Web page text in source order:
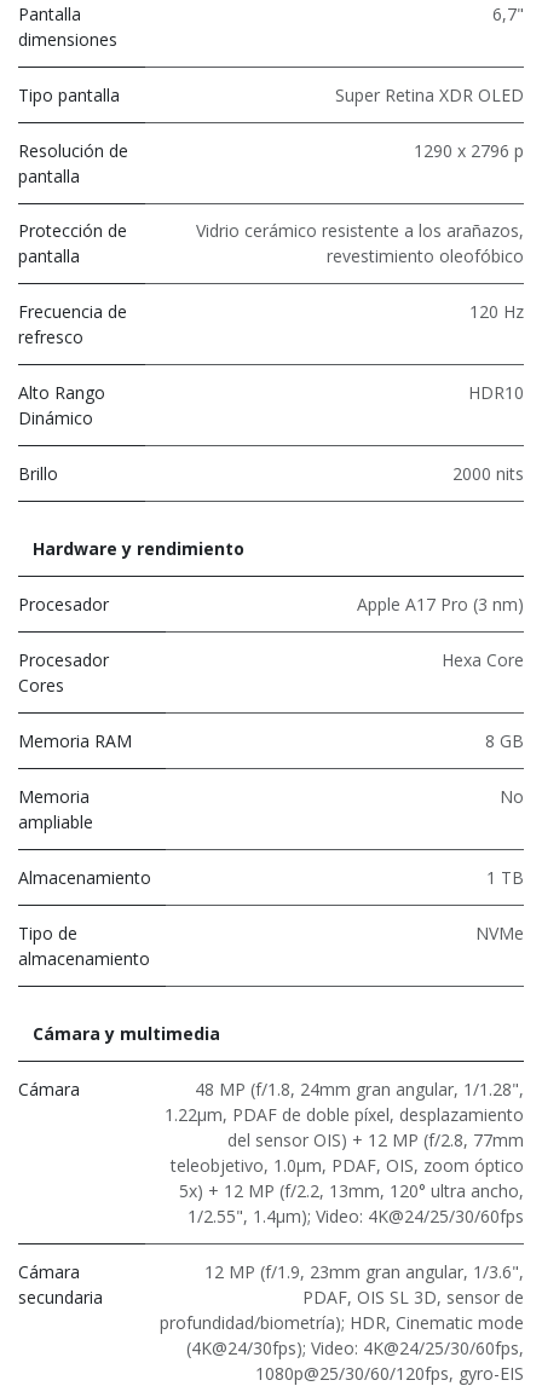
Pantalla
dimensiones
6,7"
Tipo pantalla Super Retina XDR OLED
Resolución de
pantalla
1290 x 2796 p
Protección de
pantalla
Vidrio cerámico resistente a los arañazos,
revestimiento oleofóbico
Frecuencia de
refresco
120 Hz
Alto Rango
Dinámico
HDR10
Brillo 2000 nits
Hardware y rendimiento
Procesador Apple A17 Pro (3 nm)
Procesador
Cores
Hexa Core
Memoria RAM 8 GB
Memoria
ampliable
No
Almacenamiento 1 TB
Tipo de
almacenamiento
NVMe
Cámara y multimedia
Cámara
48 MP (f/1.8, 24mm gran angular, 1/1.28",
1.22μm, PDAF de doble píxel, desplazamiento
del sensor OIS) + 12 MP (f/2.8, 77mm
teleobjetivo, 1.0μm, PDAF, OIS, zoom óptico
5x) + 12 MP (f/2.2, 13mm, 120° ultra ancho,
1/2.55", 1.4μm); Video: 4K@24/25/30/60fps
Cámara
secundaria
12 MP (f/1.9, 23mm gran angular, 1/3.6",
PDAF, OIS SL 3D, sensor de
profundidad/biometría); HDR, Cinematic mode
(4K@24/30fps); Video: 4K@24/25/30/60fps,
1080p@25/30/60/120fps, gyro-EIS